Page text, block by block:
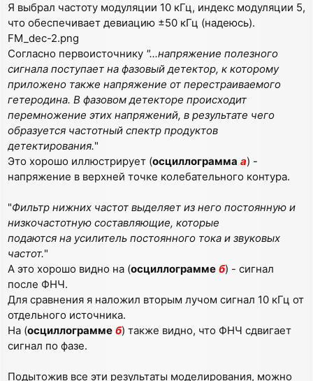
Я выбрал частоту модуляции 10 кГц, индекс модуляции 5,
что обеспечивает девиацию ±50 кГц (надеюсь).
FM_dec-2.png
Согласно первоисточнику "...напряжение полезного
сигнала поступает на фазовый детектор, к которому
приложено также напряжение от перестраиваемого
гетеродина. В фазовом детекторе происходит
перемножение этих напряжений, в результате чего
образуется частотный спектр продуктов
детектирования."
Это хорошо иллюстрирует (осциллограмма а) -
напряжение в верхней точке колебательного контура.
"Фильтр нижних частот выделяет из него постоянную и
низкочастотную составляющие, которые
подаются на усилитель постоянного тока и звуковых
частот."
А это хорошо видно на (осциллограмме б) - сигнал
после ФНЧ.
Для сравнения я наложил вторым лучом сигнал 10 кГц от
отдельного источника.
На (осциллограмме б) также видно, что ФНЧ сдвигает
сигнал по фазе.
Подытожив все эти результаты моделирования, можно